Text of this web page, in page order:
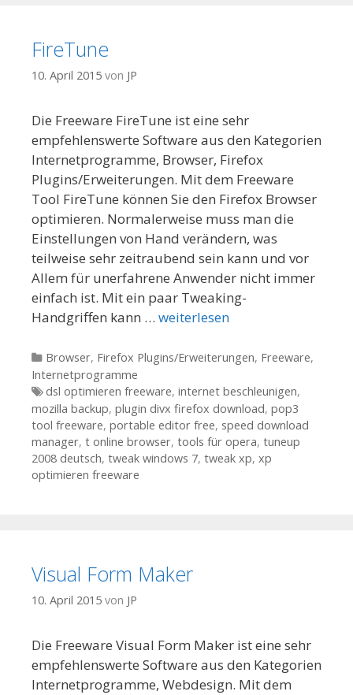
FireTune
10. April 2015 von JP
Die Freeware FireTune ist eine sehr
empfehlenswerte Software aus den Kategorien
Internetprogramme, Browser, Firefox
Plugins/Erweiterungen. Mit dem Freeware
Tool FireTune können Sie den Firefox Browser
optimieren. Normalerweise muss man die
Einstellungen von Hand verändern, was
teilweise sehr zeitraubend sein kann und vor
Allem für unerfahrene Anwender nicht immer
einfach ist. Mit ein paar Tweaking-
Handgriffen kann … weiterlesen
Kategorien
Browser, Firefox Plugins/Erweiterungen, Freeware,
Internetprogramme
Tags
dsl optimieren freeware, internet beschleunigen,
mozilla backup, plugin divx firefox download, pop3
tool freeware, portable editor free, speed download
manager, t online browser, tools für opera, tuneup
2008 deutsch, tweak windows 7, tweak xp, xp
optimieren freeware
Visual Form Maker
10. April 2015 von JP
Die Freeware Visual Form Maker ist eine sehr
empfehlenswerte Software aus den Kategorien
Internetprogramme, Webdesign. Mit dem